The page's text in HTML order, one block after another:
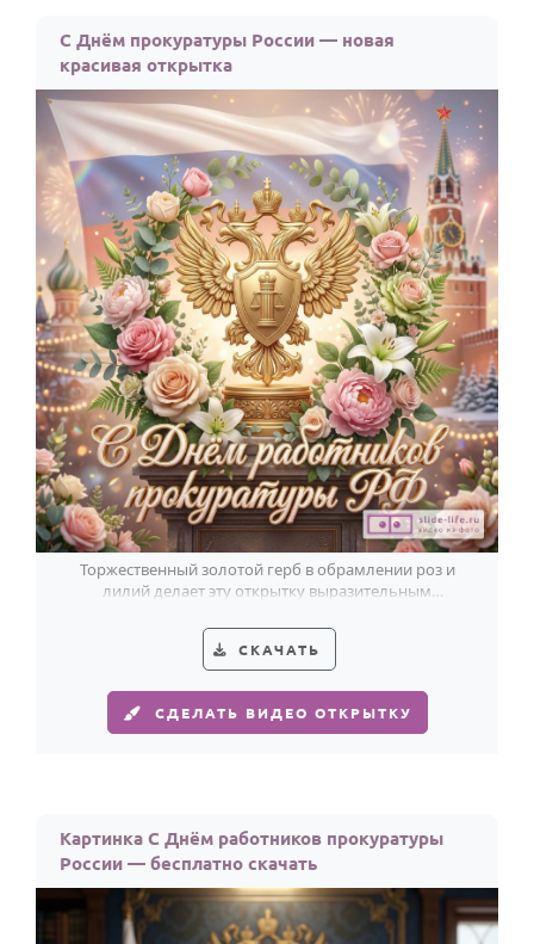
С Днём прокуратуры России — новая
красивая открытка
Торжественный золотой герб в обрамлении роз и
лилий делает эту открытку выразительным
СКАЧАТЬ
СДЕЛАТЬ ВИДЕО ОТКРЫТКУ
Картинка С Днём работников прокуратуры
России — бесплатно скачать